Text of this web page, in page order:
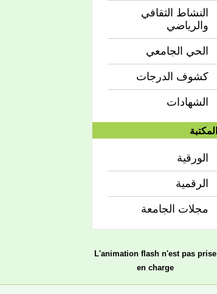
النشاط الثقافي
والرياضي
الحي الجامعي
كشوف الدرجات
الشهادات
المكتبة
الورقية
الرقمية
مجلات الجامعة
L'animation flash n'est pas prise
en charge